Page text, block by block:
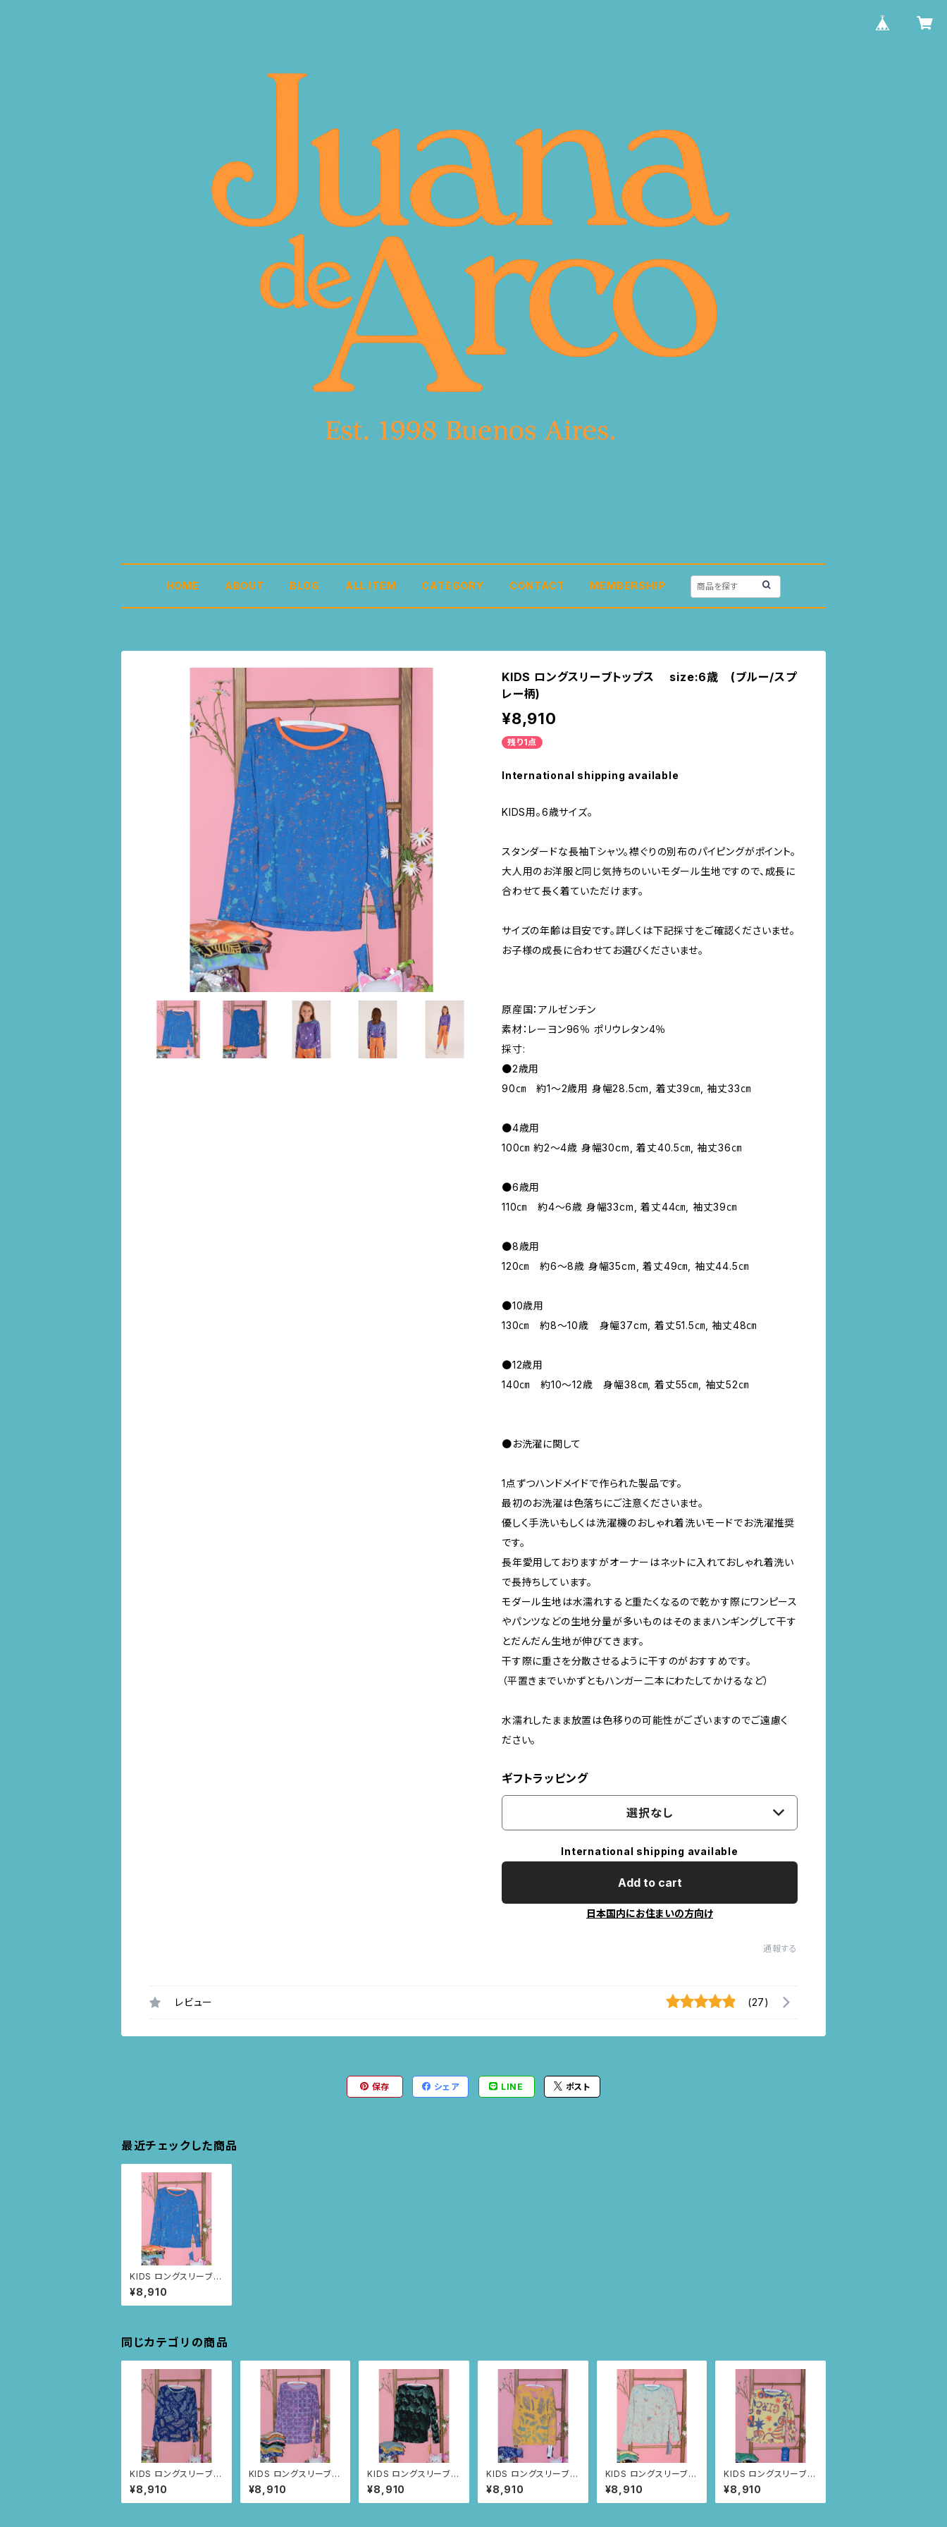
HOME ABOUT BLOG ALL ITEM CATEGORY CONTACT MEMBERSHIP
KIDS ロングスリーブトップス size:6歳 (ブルー/スプ
レー柄)
¥8,910
残り1点
International shipping available
KIDS用。6歳サイズ。
スタンダードな長袖Tシャツ。襟ぐりの別布のパイピングがポイント。
大人用のお洋服と同じ気持ちのいいモダール生地ですので、成長に
合わせて長く着ていただけます。
サイズの年齢は目安です。詳しくは下記採寸をご確認くださいませ。
お子様の成長に合わせてお選びくださいませ。
原産国：アルゼンチン
素材：レーヨン96％ ポリウレタン4％
採寸:
●2歳用
90㎝ 約1～2歳用 身幅28.5cm, 着丈39㎝, 袖丈33㎝
●4歳用
100㎝ 約2～4歳 身幅30cm, 着丈40.5㎝, 袖丈36㎝
●6歳用
110㎝ 約4～6歳 身幅33cm, 着丈44㎝, 袖丈39㎝
●8歳用
120㎝ 約6～8歳 身幅35cm, 着丈49㎝, 袖丈44.5㎝
●10歳用
130㎝ 約8～10歳 身幅37cm, 着丈51.5㎝, 袖丈48㎝
●12歳用
140㎝ 約10～12歳 身幅38㎝, 着丈55㎝, 袖丈52㎝
●お洗濯に関して
1点ずつハンドメイドで作られた製品です。
最初のお洗濯は色落ちにご注意くださいませ。
優しく手洗いもしくは洗濯機のおしゃれ着洗いモードでお洗濯推奨
です。
長年愛用しておりますがオーナーはネットに入れておしゃれ着洗い
で長持ちしています。
モダール生地は水濡れすると重たくなるので乾かす際にワンピース
やパンツなどの生地分量が多いものはそのままハンギングして干す
とだんだん生地が伸びてきます。
干す際に重さを分散させるように干すのがおすすめです。
（平置きまでいかずともハンガー二本にわたしてかけるなど）
水濡れしたまま放置は色移りの可能性がございますのでご遠慮く
ださい。
ギフトラッピング
選択なし
International shipping available
Add to cart
日本国内にお住まいの方向け
通報する
レビュー (27)
保存 シェア LINE ポスト
最近チェックした商品
KIDS ロングスリーブト
ップス size:6歳
(ブルー/スプレー柄)
¥8,910
同じカテゴリの商品
KIDS ロングスリーブト
ップス size8歳 (ネ
イビー/ルイーサの羽根
柄)
¥8,910
KIDS ロングスリーブト
ップス size8歳 (パ
ープル/スクエアニャン
ドゥティ柄)
¥8,910
KIDS ロングスリーブト
ップス size8歳 (ブ
ラック/トゥカン柄)
¥8,910
KIDS ロングスリーブト
ップス size8歳 (オ
レンジ/ルイーサの羽根
柄)
¥8,910
KIDS ロングスリーブト
ップス size:4歳
(ペールブルー/スプレー
柄)
¥8,910
KIDS ロングスリーブト
ップス size:4歳 (ラ
イトイエロー/アニマル
サーカス柄)
¥8,910